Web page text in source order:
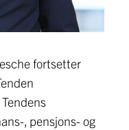
fortsetter
, pensjons- og